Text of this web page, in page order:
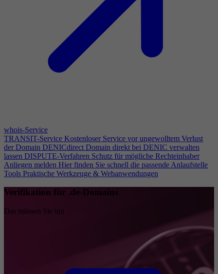
whois-Service
TRANSIT-Service Kostenloser Service vor ungewolltem Verlust
der Domain DENICdirect Domain direkt bei DENIC verwalten
lassen DISPUTE-Verfahren Schutz für mögliche Rechteinhaber
Anliegen melden Hier finden Sie schnell die passende Anlaufstelle
Tools Praktische Werkzeuge & Webanwendungen
Verifikation für .de-Domains
Das müssen Sie tun